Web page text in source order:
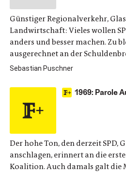
Günstiger Regionalverkehr,
Landwirtschaft: Vieles wollen
anders und besser machen. Zu
ausgerechnet an der
Sebastian Puschner
1969: Parole
Der hohe Ton, den derzeit SPD,
anschlagen, erinnert an die
Koalition. Auch damals galt die